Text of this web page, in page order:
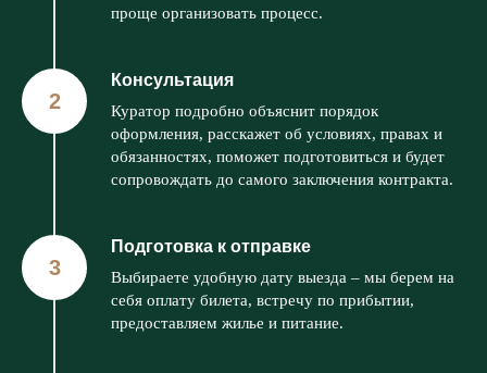
проще организовать процесс.
Консультация
Куратор подробно объяснит порядок
оформления, расскажет об условиях, правах и
обязанностях, поможет подготовиться и будет
сопровождать до самого заключения контракта.
Подготовка к отправке
Выбираете удобную дату выезда – мы берем на
себя оплату билета, встречу по прибытии,
предоставляем жилье и питание.